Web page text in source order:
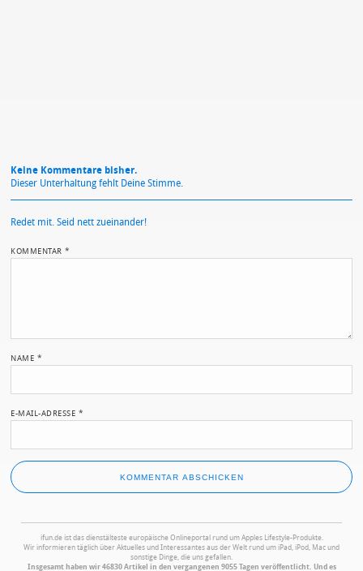
Keine Kommentare bisher.
Dieser Unterhaltung fehlt Deine Stimme.
Redet mit. Seid nett zueinander!
KOMMENTAR*
NAME *
E-MAIL-ADRESSE *
ifun.de ist das dienstälteste europäische Onlineportal rund um Apples Lifestyle-Produkte.
Wir informieren täglich über Aktuelles und Interessantes aus der Welt rund um iPad, iPod, Mac und
sonstige Dinge, die uns gefallen.
Insgesamt haben wir 46830 Artikel in den vergangenen 9055 Tagen veröffentlicht. Und es